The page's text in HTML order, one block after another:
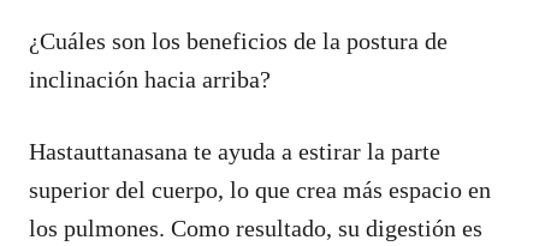
¿Cuáles son los beneficios de la postura de
inclinación hacia arriba?
Hastauttanasana te ayuda a estirar la parte
superior del cuerpo, lo que crea más espacio en
los pulmones. Como resultado, su digestión es